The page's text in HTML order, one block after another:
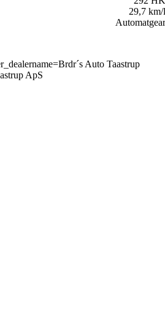
29,7 km/l
Automatgear
Auto Taastrup
ApS